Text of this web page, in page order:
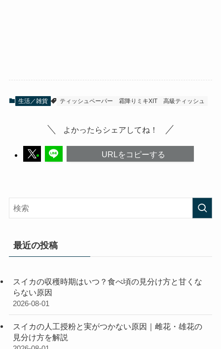
生活／雑貨 ティッシュペーパー 霜降りミキXIT 高級ティッシュ
よかったらシェアしてね！
URLをコピーする
最近の投稿
スイカの収穫時期はいつ？食べ頃の見分け方と甘くな
らない原因
2026-08-01
スイカの人工授粉と実がつかない原因｜雌花・雄花の
見分け方を解説